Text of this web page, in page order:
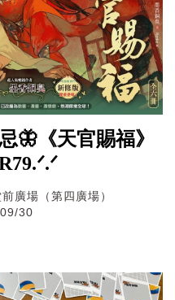
🦋《天官賜福》
廣場（第四廣場）
30